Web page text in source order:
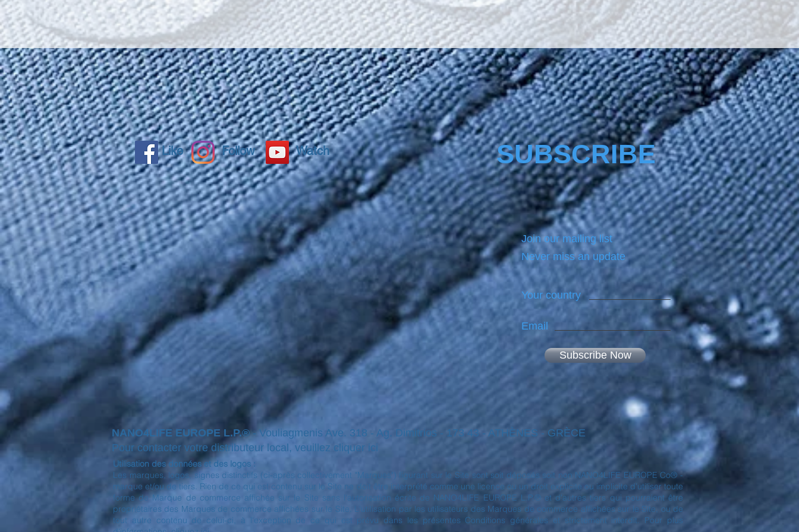
Bathcare® comes with a same
size bottle product of NANO4-
PRECLEAN which we always use
before applying on the surface the
product.For analytic instructions,
please refer to the Product page.
Like Follow Watch SUBSCRIBE
Join our mailing list
Never miss an update
Your country
Email
Subscribe Now
NANO4LIFE EUROPE L.P.®- Vouliagmenis Ave. 318 - Ag. Dimitrios - 173 43 - ATHÈNES - GRÈCE
Pour contacter votre distributeur local, veuillez cliquer ici
Utilisation des données et des logos :
Les marques, logos, signes distinctifs (ci-après collectivement "Marques") figurant sur le Site sont soit déposés soit non NANO4LIFE EUROPE Co® -
marque et/ou de tiers. Rien de ce qui est contenu sur le Site ne doit être interprété comme une licence ou un droit explicite ou implicite d'utiliser toute
forme de Marque de commerce affichée sur le Site sans l'autorisation écrite de NANO4LIFE EUROPE L.P.® et d'autres tiers qui pourraient être
propriétaires des Marques de commerce affichées sur le Site. L'utilisation par les utilisateurs des Marques de commerce affichées sur le Site, ou de
tout autre contenu de celui-ci, à l'exception de ce qui est prévu dans les présentes Conditions générales et strictement interdit. Pour plus